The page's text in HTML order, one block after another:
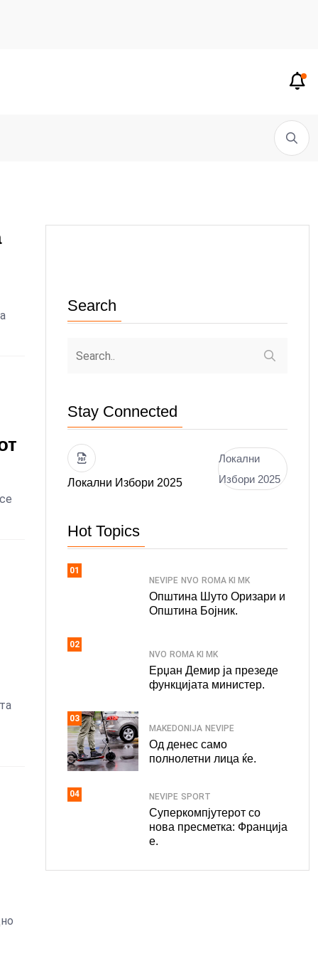
Search
Stay Connected
Локални Избори 2025
Локални
Избори 2025
Hot Topics
01
NEVIPE NVO ROMA KI MK
Општина Шуто Оризари и
Општина Бојник.
02
NVO ROMA KI MK
Ерџан Демир ја презеде
функцијата министер.
03
MAKEDONIJA NEVIPE
Од денес само
полнолетни лица ќе.
04 NEVIPE SPORT
Суперкомпјутерот со
нова пресметка: Франција
е.